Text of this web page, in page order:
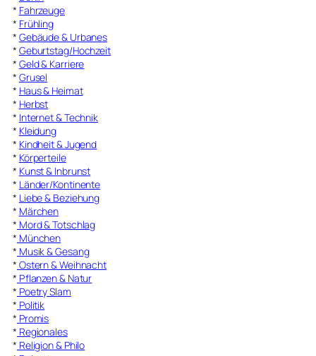
* Fahrzeuge
* Frühling
* Gebäude & Urbanes
* Geburtstag/Hochzeit
* Geld & Karriere
* Grusel
* Haus & Heimat
* Herbst
* Internet & Technik
* Kleidung
* Kindheit & Jugend
* Körperteile
* Kunst & Inbrunst
* Länder/Kontinente
* Liebe & Beziehung
* Märchen
* Mord & Totschlag
* München
* Musik & Gesang
* Ostern & Weihnacht
* Pflanzen & Natur
* Poetry Slam
* Politik
* Promis
* Regionales
* Religion & Philo